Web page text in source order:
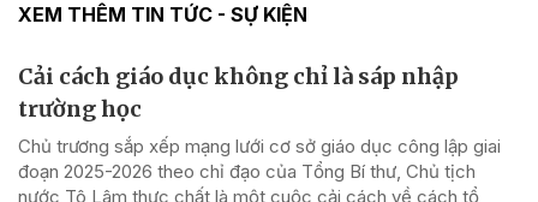
XEM THÊM TIN TỨC - SỰ KIỆN
Cải cách giáo dục không chỉ là sáp nhập
trường học
Chủ trương sắp xếp mạng lưới cơ sở giáo dục công lập giai
đoạn 2025-2026 theo chỉ đạo của Tổng Bí thư, Chủ tịch
nước Tô Lâm thực chất là một cuộc cải cách về cách tổ